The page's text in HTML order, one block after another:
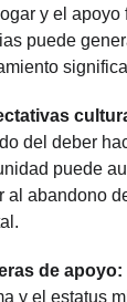
y el apoyo
puede
del deber
puede
al abandono
de apoyo:
y el estatus